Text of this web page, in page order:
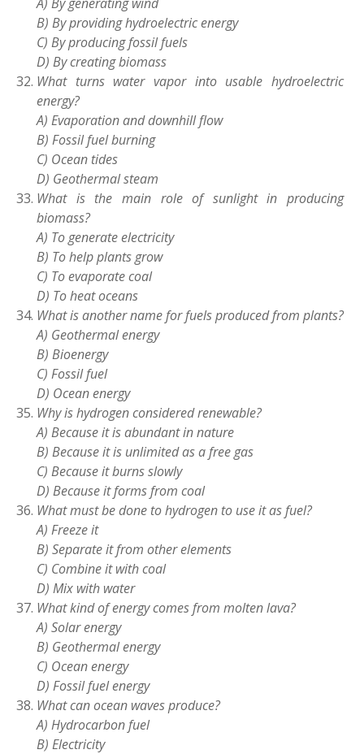
B) By providing hydroelectric energy
C) By producing fossil fuels
D) By creating biomass
What turns water vapor into usable hydroelectric
energy?
A) Evaporation and downhill flow
B) Fossil fuel burning
C) Ocean tides
D) Geothermal steam
What is the main role of sunlight in producing
biomass?
A) To generate electricity
B) To help plants grow
C) To evaporate coal
D) To heat oceans
What is another name for fuels produced from plants?
A) Geothermal energy
B) Bioenergy
C) Fossil fuel
D) Ocean energy
Why is hydrogen considered renewable?
A) Because it is abundant in nature
B) Because it is unlimited as a free gas
C) Because it burns slowly
D) Because it forms from coal
What must be done to hydrogen to use it as fuel?
A) Freeze it
B) Separate it from other elements
C) Combine it with coal
D) Mix with water
What kind of energy comes from molten lava?
A) Solar energy
B) Geothermal energy
C) Ocean energy
D) Fossil fuel energy
What can ocean waves produce?
A) Hydrocarbon fuel
B) Electricity